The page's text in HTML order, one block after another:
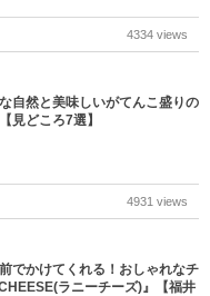
4334 views
自然と美味しいがてんこ盛りの
見どころ7選】
4931 views
でかけてくれる！おしゃれなチ
ラニーチーズ)』【福井